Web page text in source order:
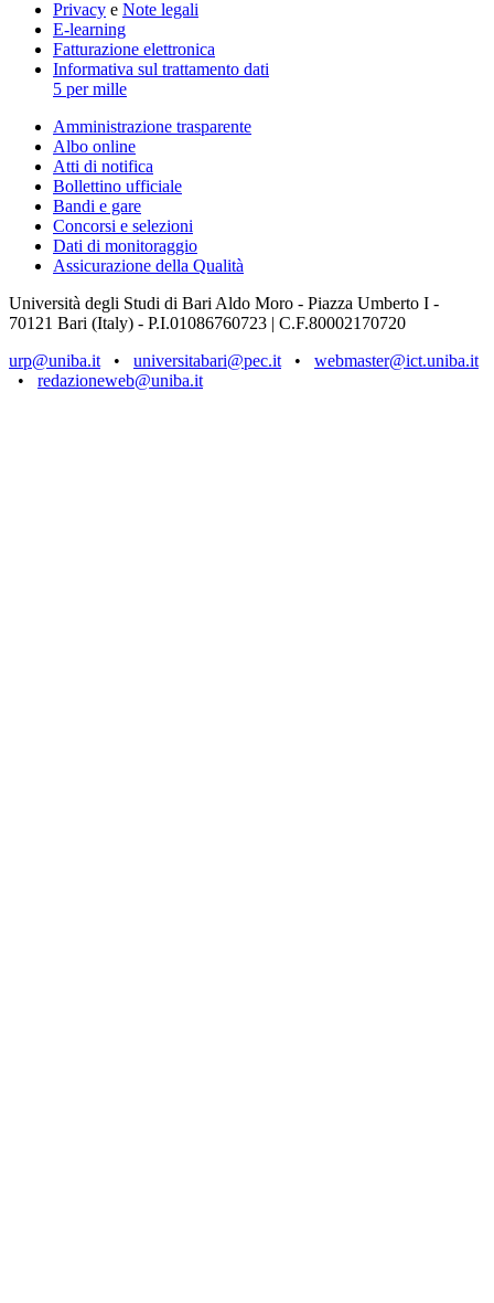
Privacy e Note legali
E-learning
Fatturazione elettronica
Informativa sul trattamento dati
5 per mille
Amministrazione trasparente
Albo online
Atti di notifica
Bollettino ufficiale
Bandi e gare
Concorsi e selezioni
Dati di monitoraggio
Assicurazione della Qualità
Università degli Studi di Bari Aldo Moro - Piazza Umberto I -
70121 Bari (Italy) - P.I.01086760723 | C.F.80002170720
urp@uniba.it• universitabari@pec.it• webmaster@ict.uniba.it
• redazioneweb@uniba.it